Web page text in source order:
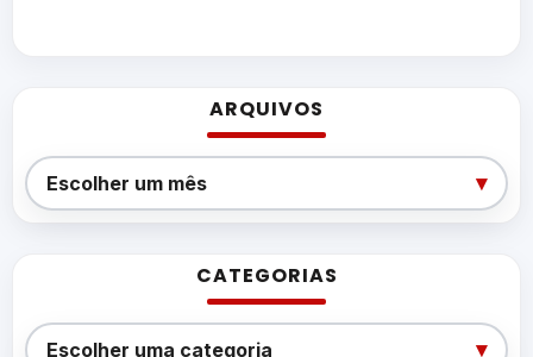
ARQUIVOS
Arquivos
Escolher um mês ▾
CATEGORIAS
Categorias
Escolher uma categoria ▾